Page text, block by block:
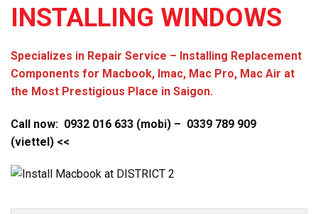
INSTALLING WINDOWS
Specializes in Repair Service – Installing Replacement
Components for Macbook, Imac, Mac Pro, Mac Air at
the Most Prestigious Place in Saigon.
Call now: 0932 016 633 (mobi) – 0339 789 909
(viettel) <<